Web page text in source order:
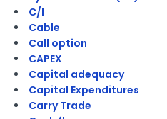
C/I
Cable
Call option
CAPEX
Capital adequacy
Capital Expenditures
Carry Trade